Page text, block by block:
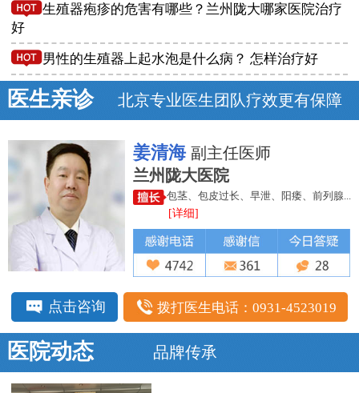
生殖器疱疹的危害有哪些？兰州陇大哪家医院治疗
好
男性的生殖器上起水泡是什么病？ 怎样治疗好
医生亲诊 北京专业医生团队疗效更有保障
姜清海 副主任医师
兰州陇大医院
包茎、包皮过长、早泄、阳痿、前列腺...
[详细]
点击咨询 拨打医生电话：0931-4523019
医院动态 品牌传承